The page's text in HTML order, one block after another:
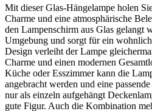
Mit dieser Glas-Hängelampe holen
Charme und eine atmosphärische
den Lampenschirm aus Glas gelangt
Umgebung und sorgt für ein
Design verleiht der Lampe
Charme und einen modernen
Küche oder Esszimmer kann die
angebracht werden und eine
nur als einzeln aufgehängt
gute Figur. Auch die Kombination